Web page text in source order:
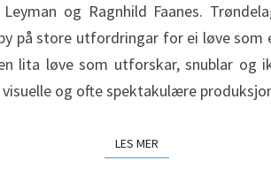
og Ragnhild Faanes.
på store utfordringar for ei løve som
lita løve som utforskar, snublar og
og ofte spektakulære
LES MER